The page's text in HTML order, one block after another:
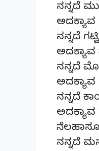
ನನ್ನದೆ
ಅದಕ್ಯಾವ
ನನ್ನದೆ
ನನ್ನದೆ
ನನ್ನದೆ
ಅದಕ್ಯಾವ
ನನ್ನದೆ